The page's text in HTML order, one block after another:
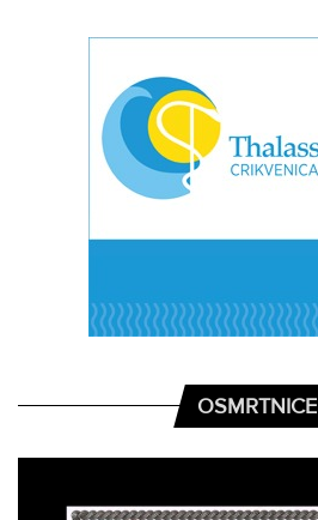
OSMRTNICE